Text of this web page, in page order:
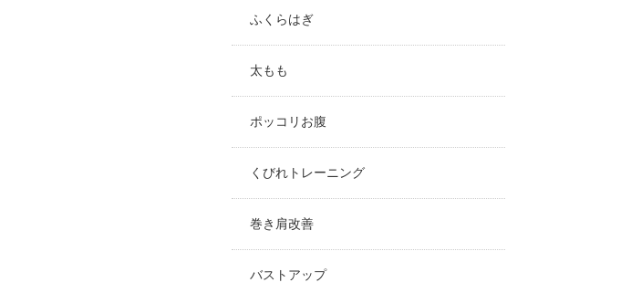
ふくらはぎ
太もも
ポッコリお腹
くびれトレーニング
巻き肩改善
バストアップ